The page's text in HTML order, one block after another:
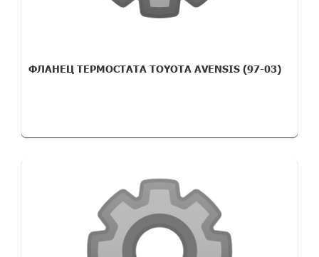
ФЛАНЕЦ ТЕРМОСТАТА TOYOTA AVENSIS (97-03)